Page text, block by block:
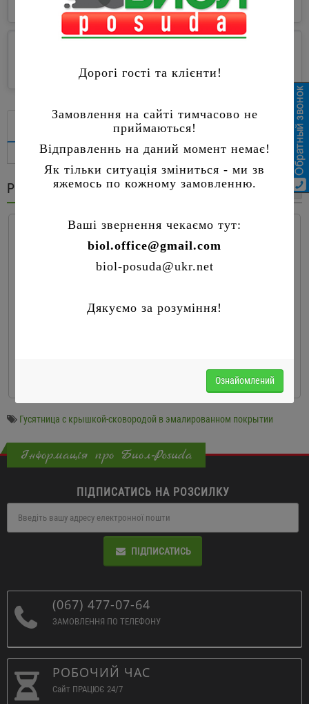
Відгуків (0) Питання - Відповідь (0)
РЕКОМЕНДОВАНІ ТОВАРИ
Гусятница с крышкой-сковородой в эмалированном покрытии
Інформація про Биол-Posuda
ПІДПИСАТИСЬ НА РОЗСИЛКУ
ПІДПИСАТИСЬ
(067) 477-07-64
ЗАМОВЛЕННЯ ПО ТЕЛЕФОНУ
РОБОЧИЙ ЧАС
Сайт ПРАЦЮЄ 24/7
Дорогі гості та клієнти!
Замовлення на сайті тимчасово не
приймаються!
Відправленнь на даний момент немає!
Як тільки ситуація зміниться - ми зв
яжемось по кожному замовленню.
Ваші звернення чекаємо тут:
biol.office@gmail.com
biol-posuda@ukr.net
Дякуємо за розуміння!
Ознайомлений